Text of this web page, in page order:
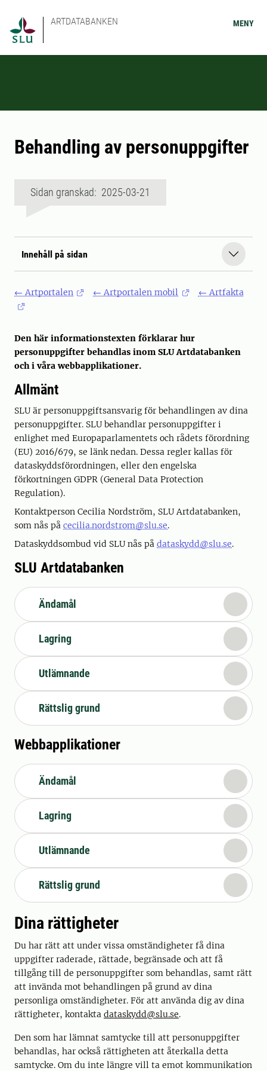
ARTDATABANKEN MENY
Behandling av personuppgifter
Sidan granskad: 2025-03-21
Innehåll på sidan
← Artportalen ← Artportalen mobil ← Artfakta
Den här informationstexten förklarar hur
personuppgifter behandlas inom SLU Artdatabanken
och i våra webbapplikationer.
Allmänt
SLU är personuppgiftsansvarig för behandlingen av dina
personuppgifter. SLU behandlar personuppgifter i
enlighet med Europaparlamentets och rådets förordning
(EU) 2016/679, se länk nedan. Dessa regler kallas för
dataskyddsförordningen, eller den engelska
förkortningen GDPR (General Data Protection
Regulation).
Kontaktperson Cecilia Nordström, SLU Artdatabanken,
som nås på cecilia.nordstrom@slu.se.
Dataskyddsombud vid SLU nås på dataskydd@slu.se.
SLU Artdatabanken
Ändamål
Lagring
Utlämnande
Rättslig grund
Webbapplikationer
Ändamål
Lagring
Utlämnande
Rättslig grund
Dina rättigheter
Du har rätt att under vissa omständigheter få dina
uppgifter raderade, rättade, begränsade och att få
tillgång till de personuppgifter som behandlas, samt rätt
att invända mot behandlingen på grund av dina
personliga omständigheter. För att använda dig av dina
rättigheter, kontakta dataskydd@slu.se.
Den som har lämnat samtycke till att personuppgifter
behandlas, har också rättigheten att återkalla detta
samtycke. Om du inte längre vill ta emot kommunikation